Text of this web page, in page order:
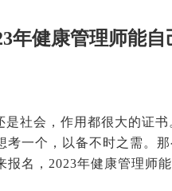
年健康管理师能自
社会，作用都很大的证
一个，以备不时之需。
名，2023年健康管理师